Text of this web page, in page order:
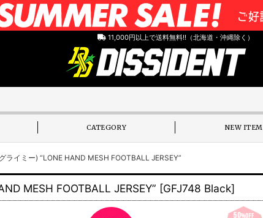
11,000円以上で送料無料!!（北海道・沖縄除く）
CATEGORY NEW ITEM
ライミー) “LONE HAND MESH FOOTBALL JERSEY”
MESH FOOTBALL JERSEY” [GFJ748 Black]